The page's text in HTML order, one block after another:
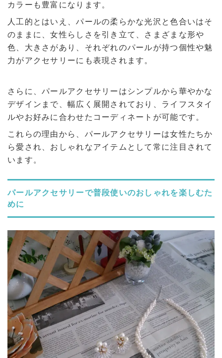
カラーも豊富になります。
人工的とはいえ、パールの柔らかな光沢と色合いはそ
のままに、女性らしさを引き立て、さまざまな形や
色、大きさがあり、それぞれのパールが持つ個性や魅
力がアクセサリーにも表現されます。
さらに、パールアクセサリーはシンプルから華やかな
デザインまで、幅広く展開されており、ライフスタイ
ルやお好みに合わせたコーディネートが可能です。
これらの理由から、パールアクセサリーは女性たちか
ら愛され、おしゃれなアイテムとして常に注目されて
います。
パールアクセサリーで普段使いのおしゃれを楽しむた
めに